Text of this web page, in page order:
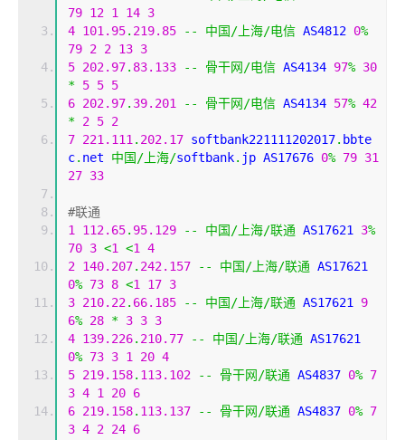
79 12 1 14 3
4 101.95. 219.85 -- 中国/上海/电信 AS4812 0%
79 2 2 13 3
5 202.97. 83.133 -- 骨干网/电信 AS4134 97% 30
* 5 5 5
6 202.97. 39.201 -- 骨干网/电信 AS4134 57% 42
* 2 5 2
7 221.111 . 202.17 softbank221111202017. bbte
c. net 中国/上海/softbank. jp AS17676 0% 79 31
27 33
#联通
1
112.65. 95.129 -- 中国/上海/联通 AS17621 3%
70 3 <1 <1
4
2 140.207. 242.157 -- 中国/上海/联通
0% 73 8 <1 17 3
3 210.22. 66.185 -- 中国/上海/联通 AS17621 9
6% 28 * 3 3 3
4 139.226. 210.77 -- 中国/上海/联通
0% 73 3 1 20 4
5 219.158. 113.102 -- 骨干网/联通 AS4837 0% 7
3 4 1 20 6
6 219.158. 113.137 -- 骨干网/联通 AS4837 0% 7
3 4 2 24 6